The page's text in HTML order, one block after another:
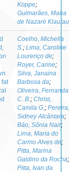
Koppe;
Guimarães, Maria
de Nazaré Klautau
fat
Coelho, Michella
S. ; Lima, Caroline
Lourenço de;
Royer, Carine;
Silva, Janaina
Barbosa da;
Oliveira, Fernanda
C. B. ; Christ,
Camila G. ; Pereira,
Sidney Alcântara;
Báo, Sônia Nair;
Lima, Maria do
Carmo Alves de;
Pitta, Marina
Galdino da Rocha;
Pitta, Ivan da